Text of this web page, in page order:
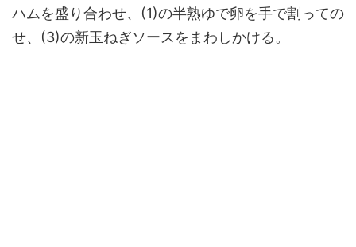
ハムを盛り合わせ、(1)の半熟ゆで卵を手で割っての
せ、(3)の新玉ねぎソースをまわしかける。